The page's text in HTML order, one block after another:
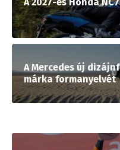
A 2027-es Honda
A Mercedes új
márka formanyelvét